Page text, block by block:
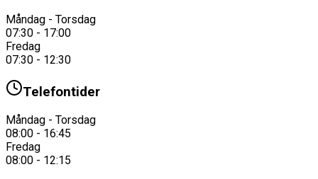
Måndag - Torsdag
07:30 - 17:00
Fredag
07:30 - 12:30
Telefontider
Måndag - Torsdag
08:00 - 16:45
Fredag
08:00 - 12:15